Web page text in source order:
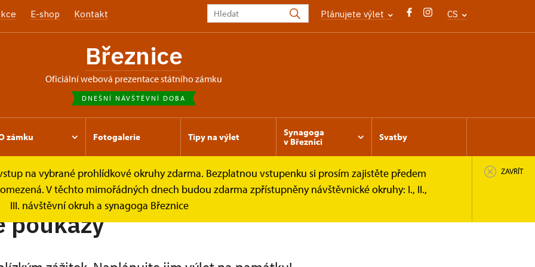
E-shop Kontakt Plánujete výlet CS
Březnice
oficiální webová prezentace státního zámku
DNEŠNÍ NÁVŠTĚVNÍ DOBA
zámku Fotogalerie Tipy na výlet
Synagoga
v Březnici
Svatby
na vybrané prohlídkové okruhy zdarma. Bezplatnou vstupenku si prosím zajistěte předem
V těchto mimořádných dnech budou zdarma zpřístupněny návštěvnické okruhy: I., II.,
III. návštěvní okruh a synagoga Březnice
ZAVŘÍT
Dárkové poukazy
poukazy